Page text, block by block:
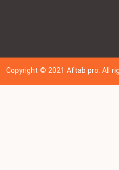
Copyright © 202 1Aftab pro. All